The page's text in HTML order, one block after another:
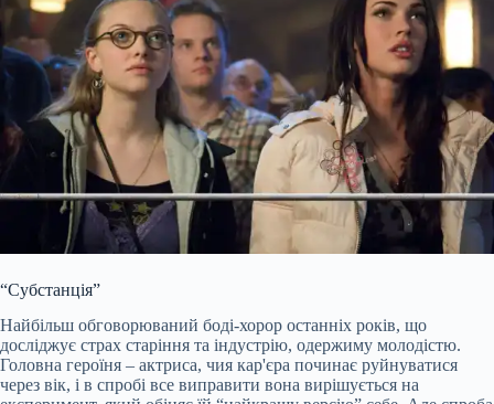
“Субстанція”
Найбільш обговорюваний боді-хорор останніх років, що
досліджує страх старіння та індустрію, одержиму молодістю.
Головна героїня – актриса, чия кар'єра починає руйнуватися
через вік, і в спробі все виправити вона вирішується на